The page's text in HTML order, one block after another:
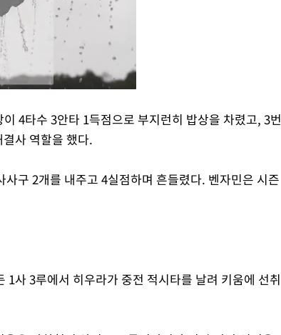
Mute
4타수 3안타 1득점으로 부지런히 밥상을 차렸고, 3번
사 역할을 했다.
구 2개를 내주고 4실점하며 흔들렸다. 벤자민은 시즌
사 3루에서 히우라가 중전 적시타를 날려 키움에 선취